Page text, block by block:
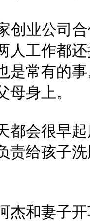
业公司合
人工作都
是常有的
身上。
会很早起
责给孩子
和妻子开